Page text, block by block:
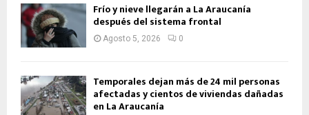
Frío y nieve llegarán a La Araucanía
después del sistema frontal
Agosto 5, 2026 0
Temporales dejan más de 24 mil personas
afectadas y cientos de viviendas dañadas
en La Araucanía